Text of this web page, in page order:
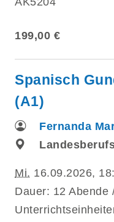
199,00 €
Spanisch
(A1)
Fernanda
Mi. 16.09.2026,
Dauer: 12 Abende